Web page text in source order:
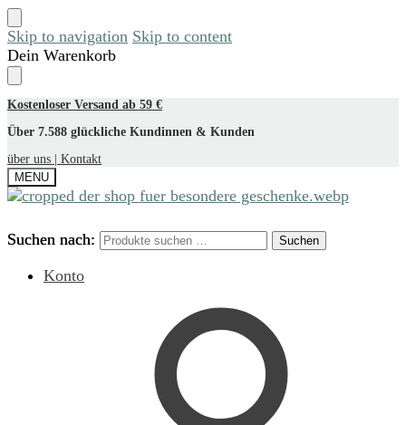
Skip to navigation Skip to content
Dein Warenkorb
Kostenloser Versand ab 59 €
Über 7.588 glückliche Kundinnen & Kunden
über uns |
Kontakt
MENU
Suchen nach: Suchen
Konto
Suchen nach: Suchen